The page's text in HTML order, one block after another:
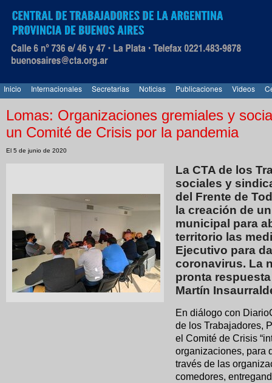
Inicio Internacionales Secretarias Noticias Publicaciones Videos
Lomas: Organizaciones gremiales y
un Comité de Crisis por la pandemia
El 5 de junio de 2020
La CTA de los
sociales y
del Frente de
la creación de
municipal para
territorio las
Ejecutivo para
coronavirus. La
pronta
Martín
En diálogo con
de los Trabajadores,
el Comité de Crisis
organizaciones, para
través de las
comedores,